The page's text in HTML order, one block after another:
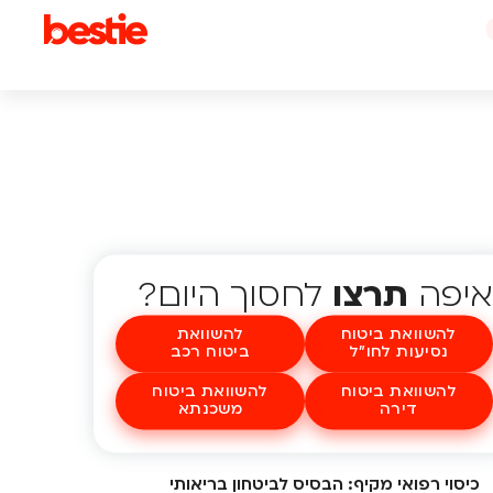
איפה תרצו לחסוך היום?
להשוואת ביטוח
נסיעות לחו"ל
להשוואת
ביטוח רכב
להשוואת ביטוח
דירה
להשוואת ביטוח
משכנתא
כיסוי רפואי מקיף: הבסיס לביטחון בריאותי